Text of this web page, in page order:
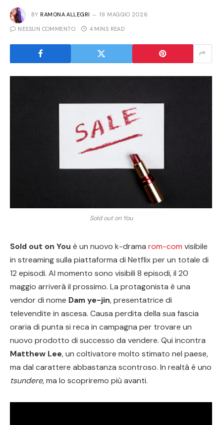
BY RAMONA ALLEGRI 19 MAGGIO 2026
NESSUN COMMENTO 4 MINS READ
Sold out on You
Sold out on You è un nuovo k-drama rom-com visibile
in streaming sulla piattaforma di Netflix per un totale di
12 episodi. Al momento sono visibili 8 episodi, il 20
maggio arriverà il prossimo. La protagonista è una
vendor di nome Dam ye-jin, presentatrice di
televendite in ascesa. Causa perdita della sua fascia
oraria di punta si reca in campagna per trovare un
nuovo prodotto di successo da vendere. Qui incontra
Matthew Lee, un coltivatore molto stimato nel paese,
ma dal carattere abbastanza scontroso. In realtà è uno
tsundere, ma lo scopriremo più avanti.